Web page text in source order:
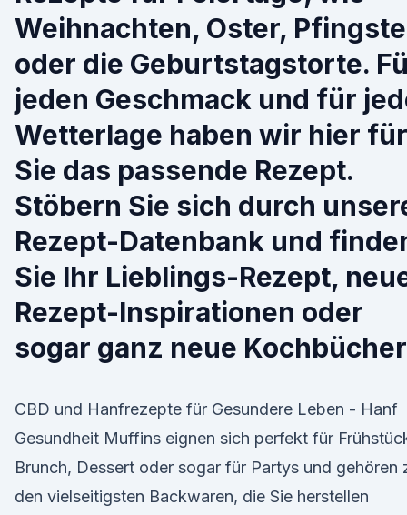
Weihnachten, Oster,
oder die Geburtstagstorte.
jeden Geschmack und für
Wetterlage haben wir hier für
Sie das passende Rezept.
Stöbern Sie sich durch
Rezept-Datenbank und
Sie Ihr Lieblings-Rezept,
Rezept-Inspirationen oder
sogar ganz neue
CBD und Hanfrezepte für Gesundere Leben - Hanf
Gesundheit Muffins eignen sich perfekt für
Brunch, Dessert oder sogar für Partys und gehören
den vielseitigsten Backwaren, die Sie herstellen